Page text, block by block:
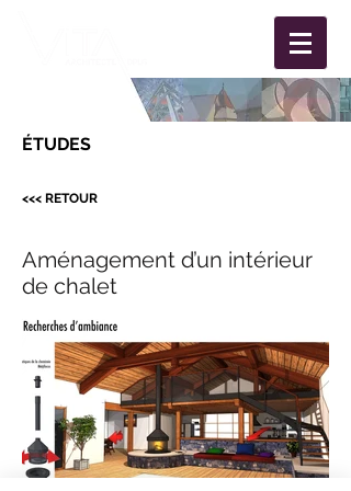
ÉTUDES
<<< RETOUR
Aménagement d’un intérieur
de chalet